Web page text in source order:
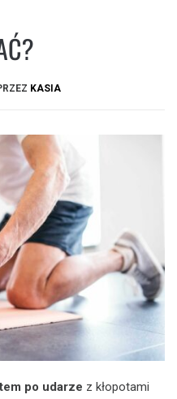
KASIA
po udarze z kłopotami